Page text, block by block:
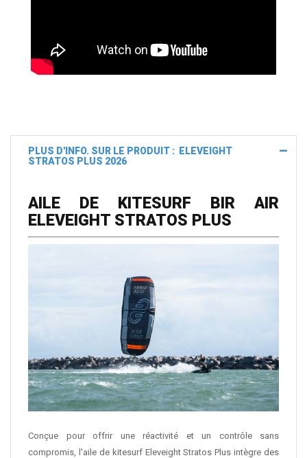
PLUS D'INFO. SUR LE PRODUIT : ELEVEIGHT
STRATOS PLUS 2026
AILE DE KITESURF BIR AIR
ELEVEIGHT STRATOS PLUS
Conçue pour offrir une réactivité et un contrôle sans
compromis, l'aile de kitesurf Eleveight Stratos Plus intègre des